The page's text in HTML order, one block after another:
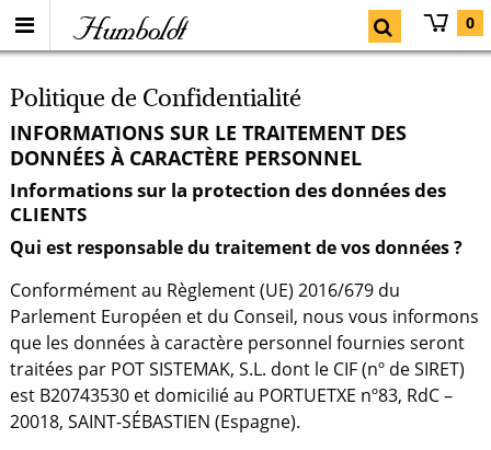
Humboldt 0
Politique de Confidentialité
INFORMATIONS SUR LE TRAITEMENT DES
DONNÉES À CARACTÈRE PERSONNEL
Informations sur la protection des données des
CLIENTS
Qui est responsable du traitement de vos données ?
Conformément au Règlement (UE) 2016/679 du
Parlement Européen et du Conseil, nous vous informons
que les données à caractère personnel fournies seront
traitées par POT SISTEMAK, S.L. dont le CIF (nº de SIRET)
est B20743530 et domicilié au PORTUETXE nº83, RdC –
20018, SAINT-SÉBASTIEN (Espagne).